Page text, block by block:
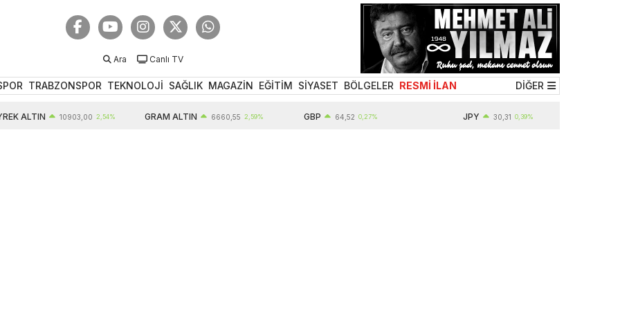
Ara Canlı TV
TRABZONSPOR TEKNOLOJİ SAĞLIK MAGAZİN EĞİTİM SİYASET BÖLGELER RESMİ İLAN DİĞER
ALTIN 10903,00 2,54% GRAM ALTIN 6660,55 2,59% GBP 64,52 0,27% JPY 30,31 0,39%